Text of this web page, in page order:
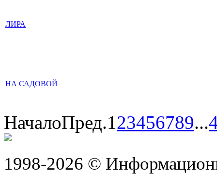
ЛИРА
НА САДОВОЙ
НачалоПред.123456789...
1998-2026 ©